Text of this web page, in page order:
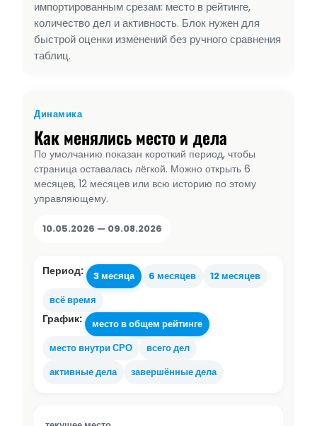
импортированным срезам: место в рейтинге,
количество дел и активность. Блок нужен для
быстрой оценки изменений без ручного сравнения
таблиц.
Динамика
Как менялись место и дела
По умолчанию показан короткий период, чтобы
страница оставалась лёгкой. Можно открыть 6
месяцев, 12 месяцев или всю историю по этому
управляющему.
10.05.2026 — 09.08.2026
Период: 3 месяца 6 месяцев
12 месяцев
всё время
График:
место в общем рейтинге
место внутри СРО
всего дел
активные дела
завершённые дела